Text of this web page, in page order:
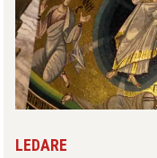
LEDARE